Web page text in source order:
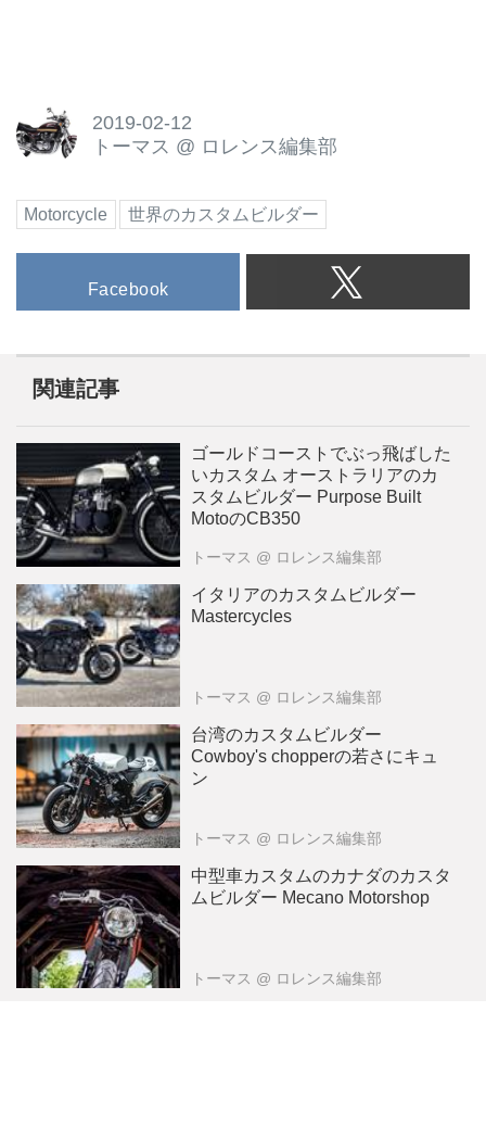
2019-02-12
トーマス @ ロレンス編集部
Motorcycle 世界のカスタムビルダー
Facebook
関連記事
ゴールドコーストでぶっ飛ばした
いカスタム オーストラリアのカ
スタムビルダー Purpose Built
MotoのCB350
トーマス @ ロレンス編集部
イタリアのカスタムビルダー
Mastercycles
トーマス @ ロレンス編集部
台湾のカスタムビルダー
Cowboy's chopperの若さにキュ
ン
トーマス @ ロレンス編集部
中型車カスタムのカナダのカスタ
ムビルダー Mecano Motorshop
トーマス @ ロレンス編集部